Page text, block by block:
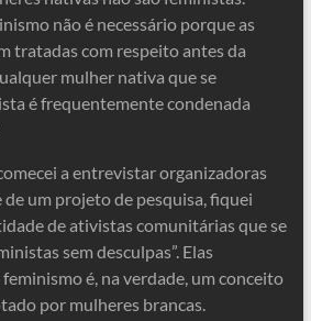
não é necessário porque as
tratadas com respeito antes da
mulher nativa que se
é frequentemente condenada
a entrevistar organizadoras
um projeto de pesquisa, fiquei
de ativistas comunitárias que se
sem desculpas”. Elas
é, na verdade, um conceito
por mulheres brancas.